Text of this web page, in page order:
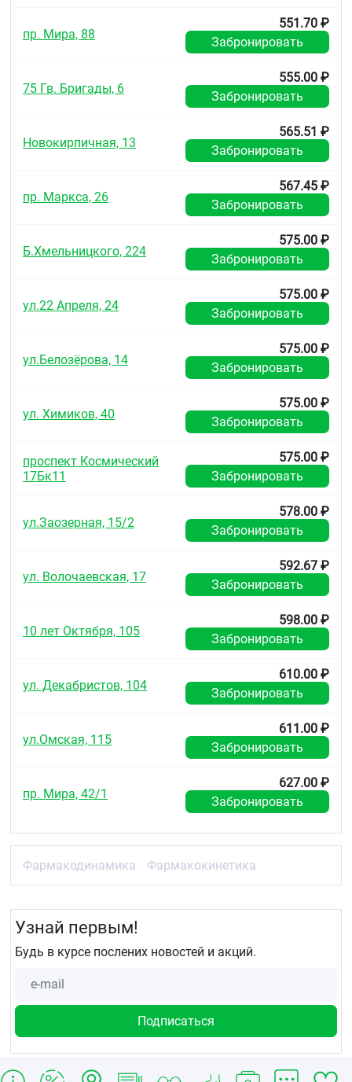
пр. Мира, 88
551.70 ₽
Забронировать
75 Гв. Бригады, 6
555.00 ₽
Забронировать
Новокирпичная, 13
565.51 ₽
Забронировать
пр. Маркса, 26
567.45 ₽
Забронировать
Б.Хмельницкого, 224
575.00 ₽
Забронировать
ул.22 Апреля, 24
575.00 ₽
Забронировать
ул.Белозёрова, 14
575.00 ₽
Забронировать
ул. Химиков, 40
575.00 ₽
Забронировать
проспект Космический
17Бк11
575.00 ₽
Забронировать
ул.Заозерная, 15/2
578.00 ₽
Забронировать
ул. Волочаевская, 17
592.67 ₽
Забронировать
10 лет Октября, 105
598.00 ₽
Забронировать
ул. Декабристов, 104
610.00 ₽
Забронировать
ул.Омская, 115
611.00 ₽
Забронировать
пр. Мира, 42/1
627.00 ₽
Забронировать
Фармакодинамика Фармакокинетика
Узнай первым!
Будь в курсе послених новостей и акций.